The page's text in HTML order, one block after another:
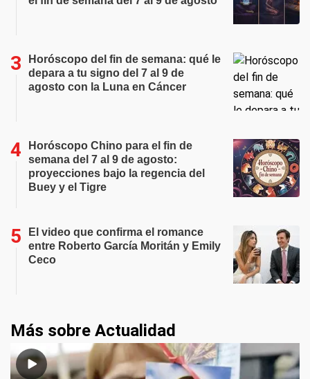
Horóscopo del fin de semana: qué le
depara a tu signo del 7 al 9 de
agosto con la Luna en Cáncer
Horóscopo Chino para el fin de
semana del 7 al 9 de agosto:
proyecciones bajo la regencia del
Buey y el Tigre
El video que confirma el romance
entre Roberto García Moritán y Emily
Ceco
Más sobre Actualidad